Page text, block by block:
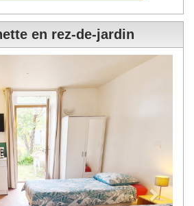
en rez-de-jardin